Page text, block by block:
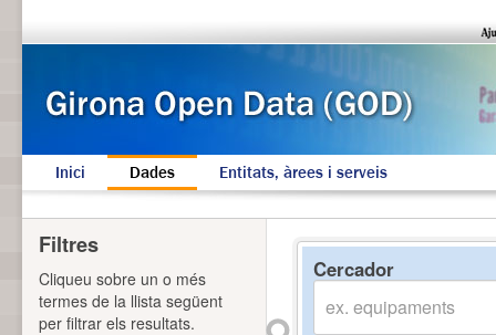
Inici Dades Entitats, àrees i serveis
Cercador
Filtres
Cliqueu sobre un o més
termes de la llista següent
per filtrar els resultats.